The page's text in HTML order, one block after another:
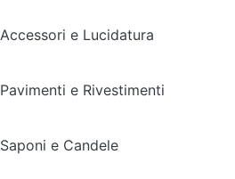
Accessori e Lucidatura
Pavimenti e Rivestimenti
Saponi e Candele